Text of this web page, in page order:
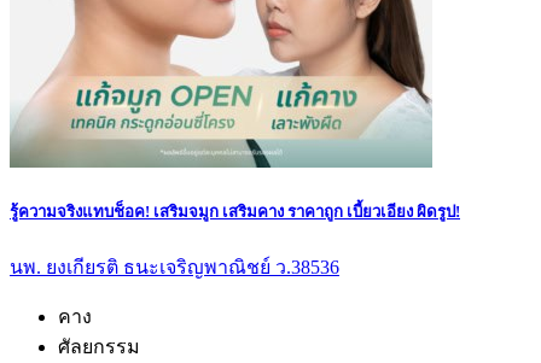
รู้ความจริงแทบช็อค! เสริมจมูก เสริมคาง ราคาถูก เบี้ยวเอียง ผิดรูป!
นพ. ยงเกียรติ ธนะเจริญพาณิชย์ ว.38536
คาง
ศัลยกรรม